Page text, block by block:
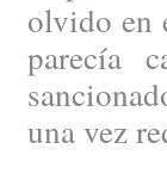
olvido en
parecía
una vez